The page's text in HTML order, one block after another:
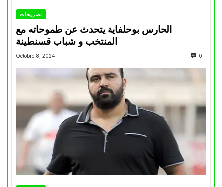
تصريحات
الحارس بوحلفاية يتحدث عن طموحاته مع
المنتخب و شباب قسنطينة
Octobre 8, 2024 0